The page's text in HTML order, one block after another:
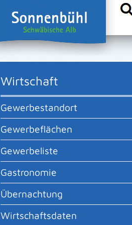
Wirtschaft
Gewerbestandort
Gewerbeflächen
Gewerbeliste
Gastronomie
Übernachtung
Wirtschaftsdaten